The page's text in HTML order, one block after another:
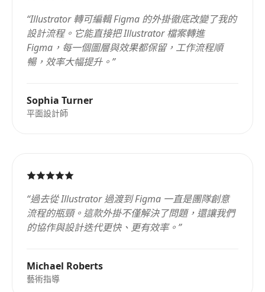
“Illustrator 轉可編輯 Figma 的外掛徹底改變了我的
設計流程。它能直接把 Illustrator 檔案轉進
Figma，每一個圖層與效果都保留，工作流程順
暢，效率大幅提升。 ”
Sophia Turner
平面設計師
“過去從 Illustrator 過渡到 Figma 一直是團隊創意
流程的瓶頸。這款外掛不僅解決了問題，還讓我們
的協作與設計迭代更快、更有效率。 ”
Michael Roberts
藝術指導